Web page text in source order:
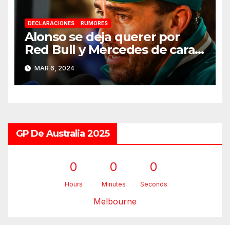
DECLARACIONES RUMORES
Alonso se deja querer por
Red Bull y Mercedes de cara a
2025
MAR 6, 2024
GP De Australia 2025
0
Hours
0
Minutes
0
Seconds
Melbourne